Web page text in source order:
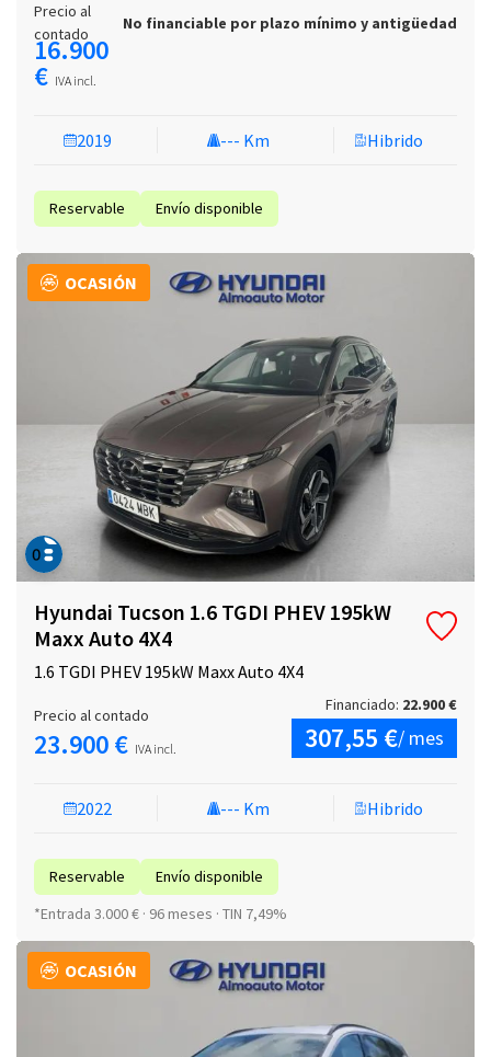
2019 --- Km Hibrido
Reservable Envío disponible
Precio al
contado
16.900
€ IVA incl.
No financiable por plazo mínimo y antigüedad
OCASIÓN
Hyundai Tucson 1.6 TGDI PHEV 195kW
Maxx Auto 4X4
1.6 TGDI PHEV 195kW Maxx Auto 4X4
2022 --- Km Hibrido
Reservable
Envío disponible
*Entrada 3.000 € · 96 meses · TIN 7,49%
Precio al contado
23.900 € IVA incl.
Financiado: 22.900 €
307,55 €/ mes
OCASIÓN